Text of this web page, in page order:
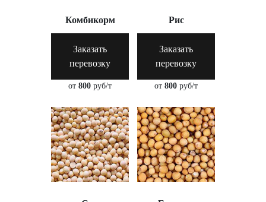
Комбикорм
Заказать
перевозку
от 800 руб/т
Рис
Заказать
перевозку
от 800 руб/т